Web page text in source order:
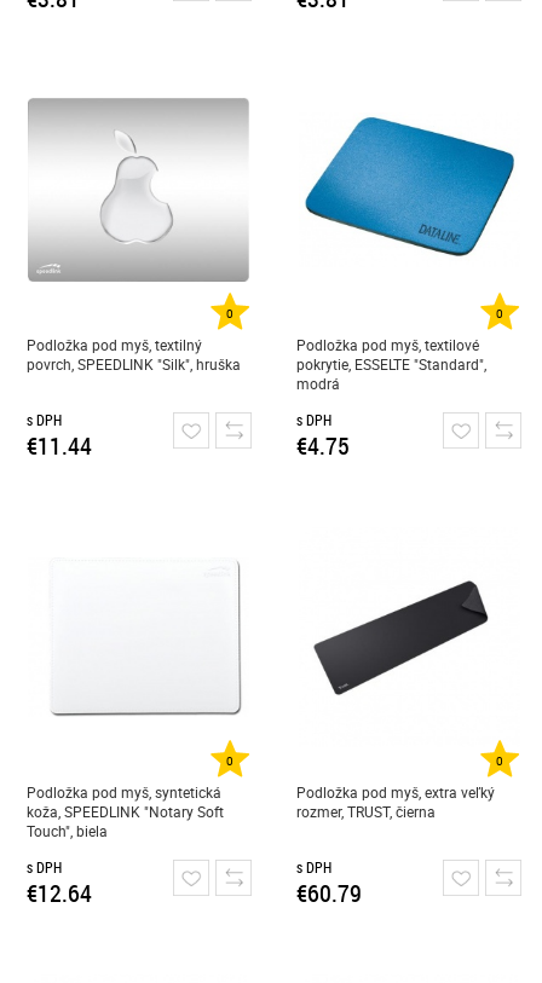
0
Podložka pod myš, textilný
povrch, SPEEDLINK "Silk", hruška
s DPH
€11.44
0
Podložka pod myš, textilové
pokrytie, ESSELTE "Standard",
modrá
s DPH
€4.75
0
Podložka pod myš, syntetická
koža, SPEEDLINK "Notary Soft
Touch", biela
s DPH
€12.64
0
Podložka pod myš, extra veľký
rozmer, TRUST, čierna
s DPH
€60.79